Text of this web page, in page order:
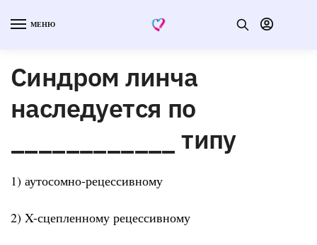
МЕНЮ
Синдром линча
наследуется по
____________ типу
1) аутосомно-рецессивному
2) X-сцепленному рецессивному